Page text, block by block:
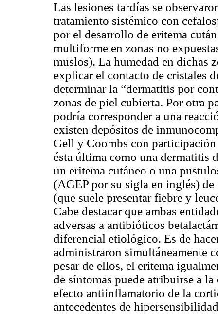
Las lesiones tardías se
tratamiento sistémico con
por el desarrollo de eritema
multiforme en zonas no
muslos). La humedad en dichas
explicar el contacto de cristales
determinar la “dermatitis por
zonas de piel cubierta. Por otra
podría corresponder a una
existen depósitos de
Gell y Coombs con
ésta última como una dermatitis
un eritema cutáneo o una
(AGEP por su sigla en inglés)
(que suele presentar fiebre y
Cabe destacar que ambas
adversas a antibióticos
diferencial etiológico. Es de
administraron simultáneamente
pesar de ellos, el eritema
de síntomas puede atribuirse a
efecto antiinflamatorio de la
antecedentes de